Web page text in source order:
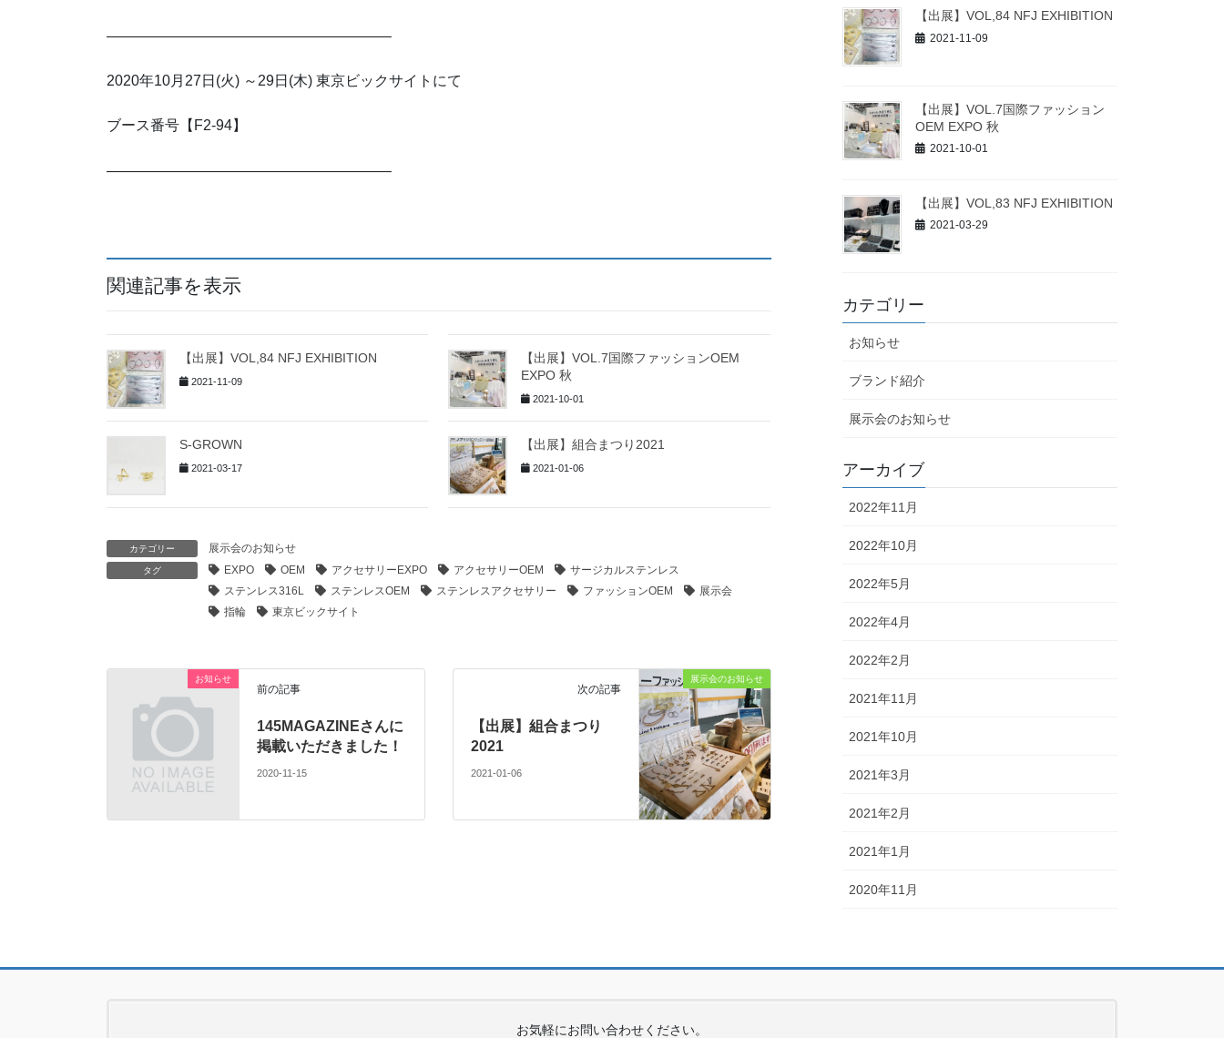
———————————————————–
2020年10月27日(火) ～29日(木) 東京ビックサイトにて
ブース番号【F2-94】
———————————————————–
関連記事を表示
【出展】VOL,84 NFJ EXHIBITION
2021-11-09
【出展】VOL.7国際ファッションOEM
EXPO 秋
2021-10-01
S-GROWN
2021-03-17
【出展】組合まつり2021
2021-01-06
カテゴリー 展示会のお知らせ
タグ EXPO OEM アクセサリーEXPO アクセサリーOEM
サージカルステンレス
ステンレス316L
ステンレスOEM ステンレスアクセサリー ファッションOEM
展示会
指輪
東京ビックサイト
お知らせ
前の記事
145MAGAZINEさんに
掲載いただきました！
2020-11-15
展示会のお知らせ
次の記事
【出展】組合まつり
2021
2021-01-06
【出展】VOL,84 NFJ EXHIBITION
2021-11-09
【出展】VOL.7国際ファッション
OEM EXPO 秋
2021-10-01
【出展】VOL,83 NFJ EXHIBITION
2021-03-29
カテゴリー
お知らせ
ブランド紹介
展示会のお知らせ
アーカイブ
2022年11月
2022年10月
2022年5月
2022年4月
2022年2月
2021年11月
2021年10月
2021年3月
2021年2月
2021年1月
2020年11月
お気軽にお問い合わせください。